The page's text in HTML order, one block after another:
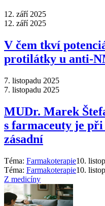
12. září 2025
12. září 2025
V čem tkví
protilátky u anti-
7. listopadu 2025
7. listopadu 2025
MUDr. Marek
s farmaceuty je
zásadní
Téma: Farmakoterapie10.
Téma: Farmakoterapie10.
Z medicíny